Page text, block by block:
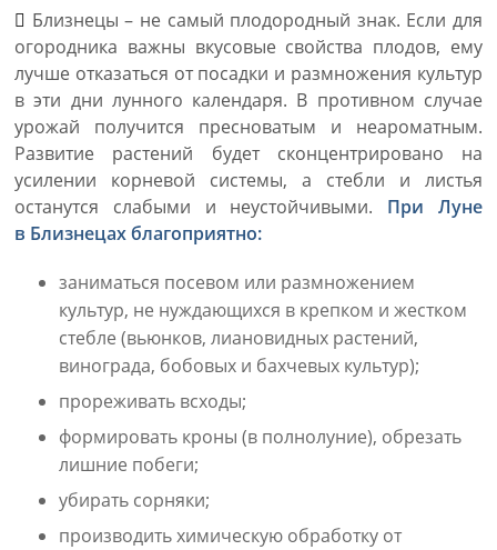
Близнецы – не самый плодородный знак. Если для
огородника важны вкусовые свойства плодов, ему
лучше отказаться от посадки и размножения культур
в эти дни лунного календаря. В противном случае
урожай получится пресноватым и неароматным.
Развитие растений будет сконцентрировано на
усилении корневой системы, а стебли и листья
останутся слабыми и неустойчивыми. При Луне
в Близнецах благоприятно:
заниматься посевом или размножением
культур, не нуждающихся в крепком и жестком
стебле (вьюнков, лиановидных растений,
винограда, бобовых и бахчевых культур);
прореживать всходы;
формировать кроны (в полнолуние), обрезать
лишние побеги;
убирать сорняки;
производить химическую обработку от